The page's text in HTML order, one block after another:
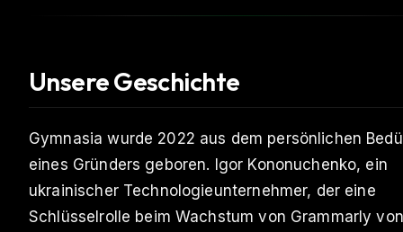
Unsere Geschichte
Gymnasia wurde 2022 aus dem persönlichen
eines Gründers geboren. Igor Kononuchenko, ein
ukrainischer Technologieunternehmer, der eine
Schlüsselrolle beim Wachstum von Grammarly von